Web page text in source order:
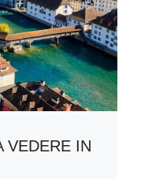
VEDERE IN